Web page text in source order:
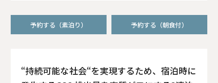
予約する（素泊り） 予約する（朝食付）
“持続可能な社会“を実現するため、宿泊時に